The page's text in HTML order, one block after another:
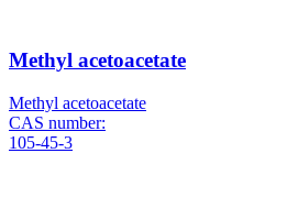
Methyl acetoacetate
Methyl acetoacetate
CAS number:
105-45-3